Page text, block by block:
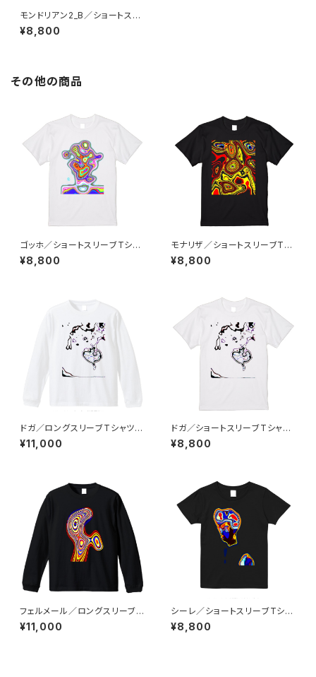
モンドリアン2_B／ショートスリ
ーブTシャツ／ブラック
¥8,800
その他の商品
ゴッホ／ショートスリーブTシャ
ツ／ホワイト
¥8,800
モナリザ／ショートスリーブTシ
ャツ／ブラック
¥8,800
ドガ／ロングスリーブTシャツ／
ホワイト
¥11,000
ドガ／ショートスリーブTシャツ
／ホワイト
¥8,800
フェルメール／ロングスリーブT
シャツ／ブラック
¥11,000
シーレ／ショートスリーブTシャ
ツ／ブラック
¥8,800